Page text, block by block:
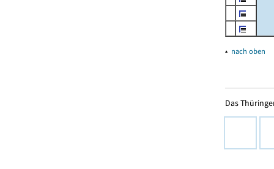
▴ nach oben
Das